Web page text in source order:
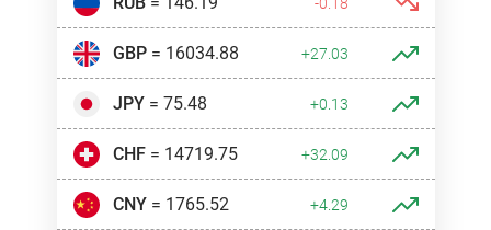
GBP= 16034.88 +27.03
JPY= 75.48 +0.13
CHF= 14719.75 +32.09
CNY= 1765.52 +4.29